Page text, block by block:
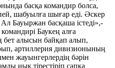
басқа командир болса,
шабуылға шығар еді. Әскер
Бауыржан басқаша істеді»,-
Баукең алға
бет алысын байқап алып,
артиллерия дивизионының
жауынгерлердің бәрін
иық тірестіріп сапқа